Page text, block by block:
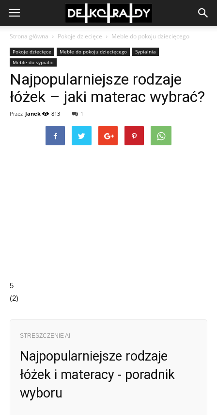
Strona główna Pokoje dziecięce Meble do pokoju dziecięcego
Pokoje dziecięce Meble do pokoju dziecięcego
Sypialnia
Meble do sypialni
Najpopularniejsze rodzaje
łóżek – jaki materac wybrać?
Przez Janek 813 1
5
(2)
STRESZCZENIE AI
Najpopularniejsze rodzaje
łóżek i materacy - poradnik
wyboru